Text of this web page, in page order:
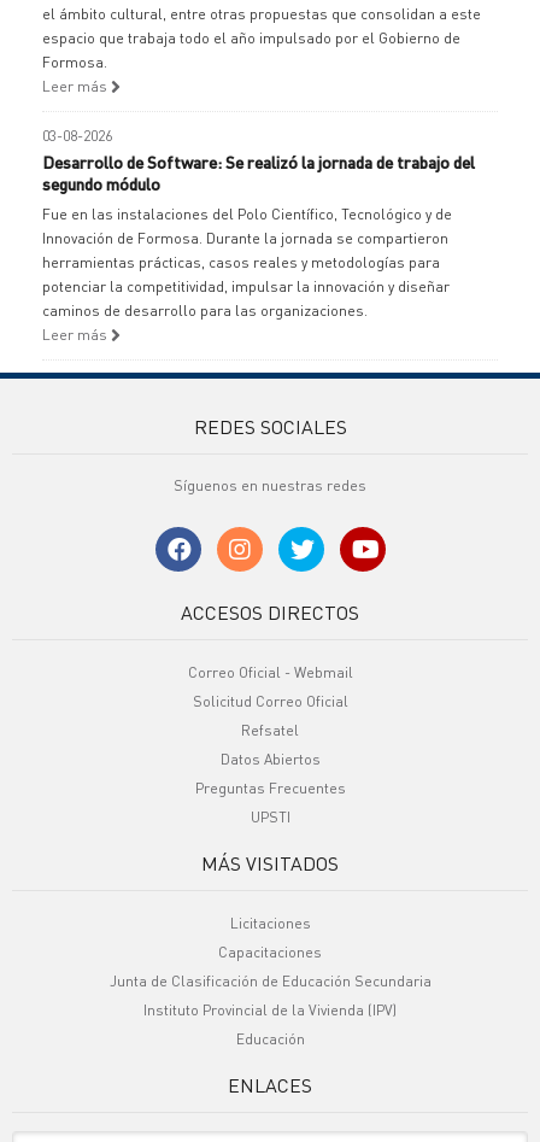
el ámbito cultural, entre otras propuestas que consolidan a este
espacio que trabaja todo el año impulsado por el Gobierno de
Formosa.
Leer más
03-08-2026
Desarrollo de Software: Se realizó la jornada de trabajo del
segundo módulo
Fue en las instalaciones del Polo Científico, Tecnológico y de
Innovación de Formosa. Durante la jornada se compartieron
herramientas prácticas, casos reales y metodologías para
potenciar la competitividad, impulsar la innovación y diseñar
caminos de desarrollo para las organizaciones.
Leer más
REDES SOCIALES
Síguenos en nuestras redes
ACCESOS DIRECTOS
Correo Oficial - Webmail
Solicitud Correo Oficial
Refsatel
Datos Abiertos
Preguntas Frecuentes
UPSTI
MÁS VISITADOS
Licitaciones
Capacitaciones
Junta de Clasificación de Educación Secundaria
Instituto Provincial de la Vivienda (IPV)
Educación
ENLACES